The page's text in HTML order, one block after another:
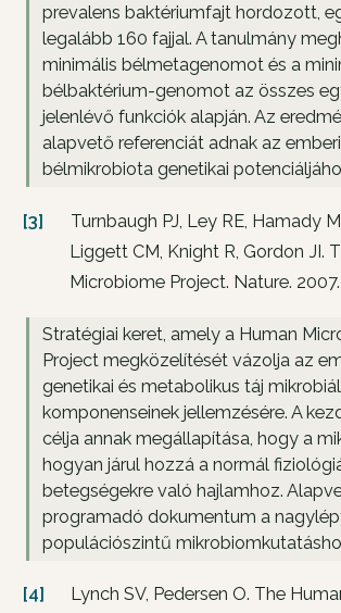
prevalens baktériumfajt hordozott,
legalább 160 fajjal. A tanulmány
minimális bélmetagenomot és a
bélbaktérium-genomot az összes
jelenlévő funkciók alapján. Az
alapvető referenciát adnak az emberi
bélmikrobiota genetikai
[3]
Turnbaugh PJ, Ley RE, Hamady
Liggett CM, Knight R, Gordon JI.
Microbiome Project. Nature. 2007.
Stratégiai keret, amely a Human
Project megközelítését vázolja az
genetikai és metabolikus táj
komponenseinek jellemzésére. A
célja annak megállapítása, hogy a
hogyan járul hozzá a normál
betegségekre való hajlamhoz.
programadó dokumentum a
populációszintű
[4]
Lynch SV, Pedersen O. The